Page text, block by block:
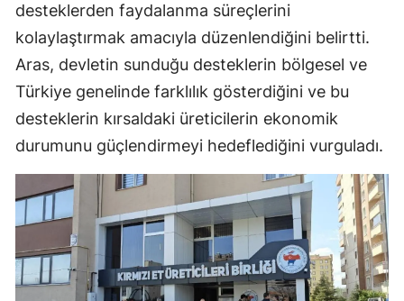
desteklerden faydalanma süreçlerini
kolaylaştırmak amacıyla düzenlendiğini belirtti.
Aras, devletin sunduğu desteklerin bölgesel ve
Türkiye genelinde farklılık gösterdiğini ve bu
desteklerin kırsaldaki üreticilerin ekonomik
durumunu güçlendirmeyi hedeflediğini vurguladı.